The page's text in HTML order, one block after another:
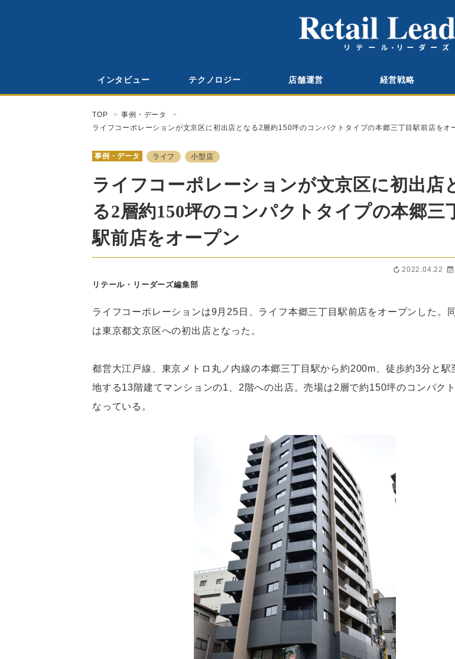
インタビュー テクノロジー 店舗運営 経営戦略
TOP
事例・データ
ライフコーポレーションが文京区に初出店となる2層約150坪のコンパクトタイプの本郷三丁目駅前店をオ
事例・データ ライフ 小型店
ライフコーポレーションが文京区に初出店
る2層約150坪のコンパクトタイプの本郷三
駅前店をオープン
2022.04.22
リテール・リーダーズ編集部
ライフコーポレーションは9月25日、ライフ本郷三丁目駅前店をオープンした。
は東京都文京区への初出店となった。
都営大江戸線、東京メトロ丸ノ内線の本郷三丁目駅から約200m、徒歩約3分と駅
地する13階建てマンションの1、2階への出店。売場は2層で約150坪のコンパク
なっている。